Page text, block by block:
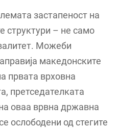
застапеност на
структури – не само
Можеби
македонските
првата врховна
претседателката
оваа врвна државна
ослободени од стегите